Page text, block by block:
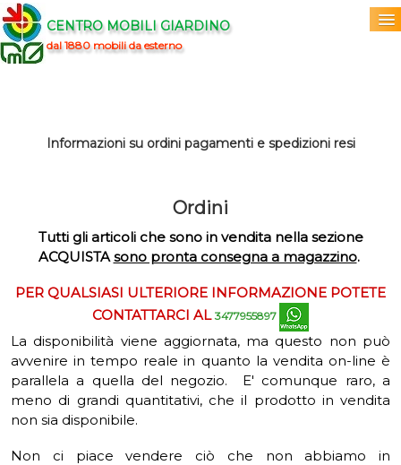
CENTRO MOBILI GIARDINO
dal 1880 mobili da esterno
Info▼
Informazioni su ordini pagamenti e spedizioni resi
Ordini
Tutti gli articoli che sono in vendita nella sezione
ACQUISTAsono pronta consegna a magazzino.
PER QUALSIASI ULTERIORE INFORMAZIONE POTETE
CONTATTARCI AL 3477955897
La disponibilità viene aggiornata, ma questo non può
avvenire in tempo reale in quanto la vendita on-line è
parallela a quella del negozio. E' comunque raro, a
meno di grandi quantitativi, che il prodotto in vendita
non sia disponibile.
Non ci piace vendere ciò che non abbiamo in